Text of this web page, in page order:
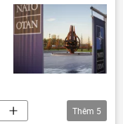
Thêm 5